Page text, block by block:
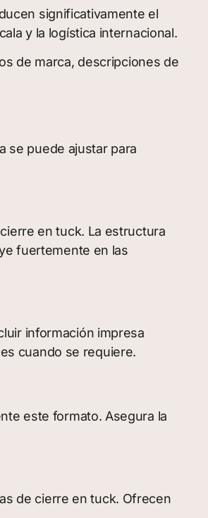
significativamente el
y la logística internacional.
de marca, descripciones de
se puede ajustar para
en tuck. La estructura
fuertemente en las
información impresa
cuando se requiere.
este formato. Asegura la
de cierre en tuck. Ofrecen